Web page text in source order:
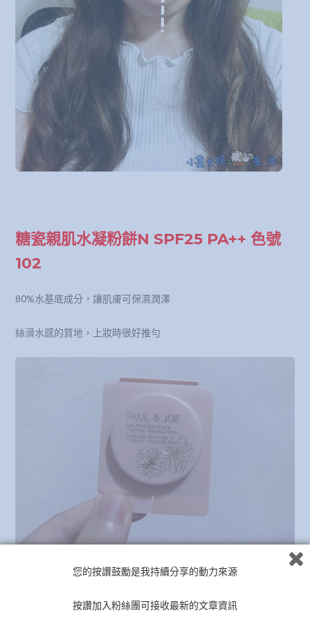
糖瓷親肌水凝粉餅N SPF25 PA++ 色號
102
80%水基底成分，讓肌膚可保濕潤澤
絲滑水感的質地，上妝時很好推勻
您的按讚鼓勵是我持續分享的動力來源
按讚加入粉絲團可接收最新的文章資訊